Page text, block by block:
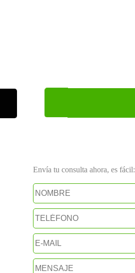
Envía tu consulta ahora, es fácil: